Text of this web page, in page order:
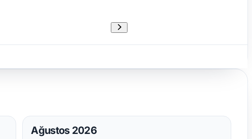
Ağustos 2026